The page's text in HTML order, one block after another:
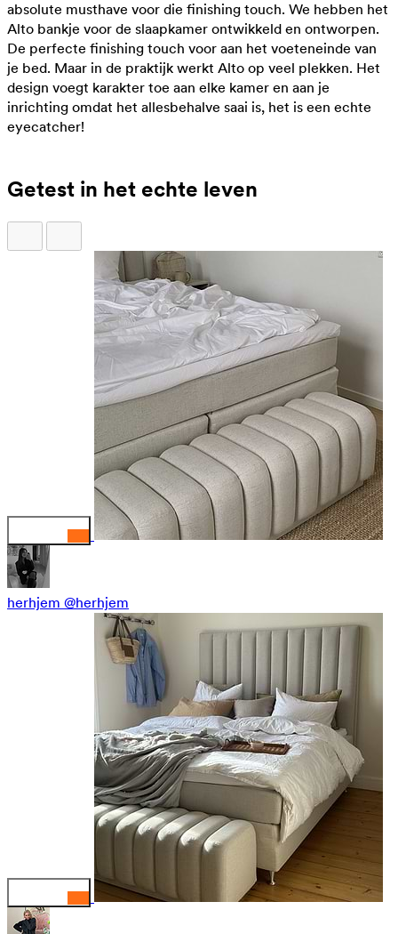
absolute musthave voor die finishing touch. We hebben het
Alto bankje voor de slaapkamer ontwikkeld en ontworpen.
De perfecte finishing touch voor aan het voeteneinde van
je bed. Maar in de praktijk werkt Alto op veel plekken. Het
design voegt karakter toe aan elke kamer en aan je
inrichting omdat het allesbehalve saai is, het is een echte
eyecatcher!
Getest in het echte leven
herhjem @herhjem